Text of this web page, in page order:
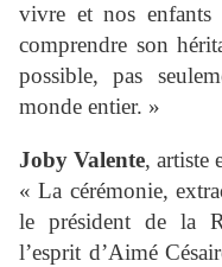
vivre et nos enfants
comprendre son
possible, pas
monde entier. »
Joby Valente, artiste
« La cérémonie,
le président de la
l’esprit d’Aimé